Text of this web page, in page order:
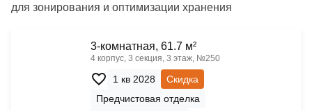
для зонирования и оптимизации хранения
3-комнатная, 61.7 м²
4 корпус, 3 секция, 3 этаж, №250
1 кв 2028
Скидка
Предчистовая отделка